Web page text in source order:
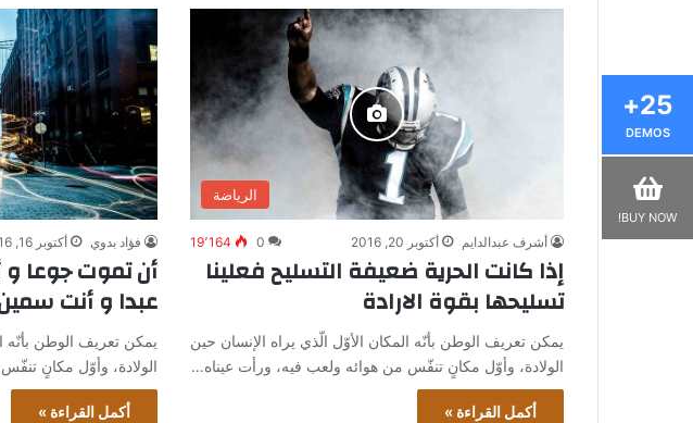
الرياضة
أشرف عبدالدايم أكتوبر 20, 2016 0 19٬164
إذا كانت الحرية ضعيفة التسليح فعلينا
تسليحها بقوة الارادة
يمكن تعريف الوطن بأنّه المكان الأوّل الّذي يراه الإنسان حين
الولادة، وأوّل مكانٍ تنفّس من هوائه ولعب فيه، ورأت عيناه…
أكمل القراءة »
فؤاد بدوي أكتوبر 16, 2016
أن تموت جوعا
عبدا و أنت
يمكن تعريف الوطن بأنّه
الولادة، وأوّل مكانٍ
أكمل القراءة »
25+
DEMOS
BUY NOW!